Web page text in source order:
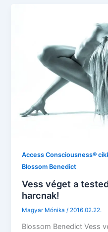
Access Consciousness®
Blossom Benedict
Vess véget a
harcnak!
Magyar Mónika/ 2016.02.22.
Blossom Benedict Vess